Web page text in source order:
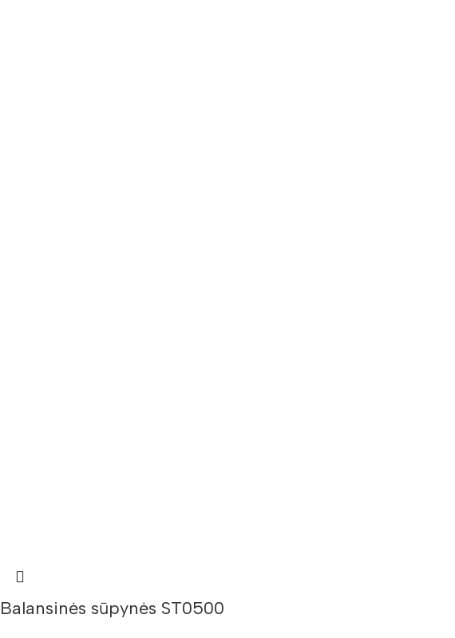
Balansinės sūpynės ST0500